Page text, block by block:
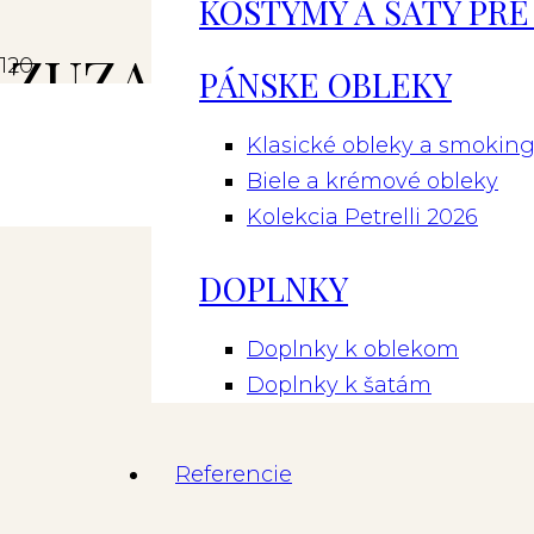
KOSTÝMY A ŠATY
PÁNSKE OBLEKY
Klasické obleky a
Biele a krémové obleky
Kolekcia Petrelli 2026
DOPLNKY
Doplnky k oblekom
Doplnky k šatám
Referencie
ZUZANA A RASŤO